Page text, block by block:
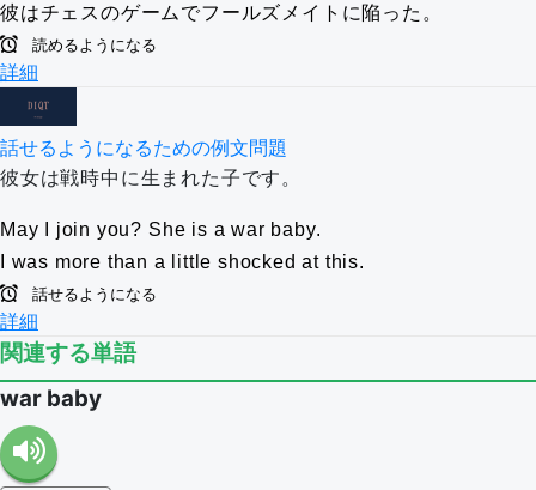
彼はチェスのゲームでフールズメイトに陥った。
読めるようになる
詳細
話せるようになるための例文問題
彼女は戦時中に生まれた子です。
May I join you? She is a war baby.
I was more than a little shocked at this.
話せるようになる
詳細
関連する単語
war baby